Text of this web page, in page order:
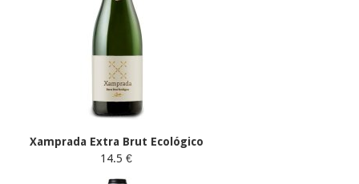
Xamprada Extra Brut Ecológico
14.5 €